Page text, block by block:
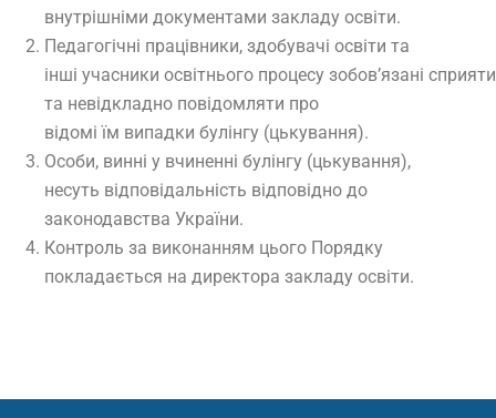
внутрішніми документами закладу освіти.
Педагогічні працівники, здобувачі освіти та
інші учасники освітнього процесу зобов’язані
та невідкладно повідомляти про
відомі їм випадки булінгу (цькування).
Особи, винні у вчиненні булінгу (цькування),
несуть відповідальність відповідно до
законодавства України.
Контроль за виконанням цього Порядку
покладається на директора закладу освіти.